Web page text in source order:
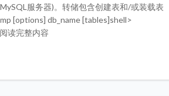
服务器)。转储包含创建表和/或装载表
[options] db_name [tables]shell>
读完整内容